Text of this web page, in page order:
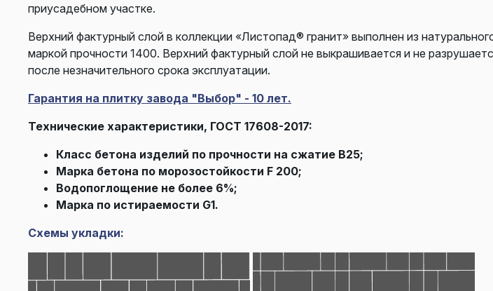
приусадебном участке.
Верхний фактурный слой в коллекции «Листопад® гранит» выполнен из
маркой прочности 1400. Верхний фактурный слой не выкрашивается и не
после незначительного срока эксплуатации.
Гарантия на плитку завода "Выбор" - 10 лет.
Технические характеристики, ГОСТ 17608-2017:
Класс бетона изделий по прочности на сжатие В25;
Марка бетона по морозостойкости F 200;
Водопоглощение не более 6%;
Марка по истираемости G1.
Схемы укладки: